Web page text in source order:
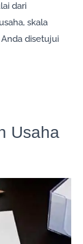
dari
skala
disetujui
Usaha